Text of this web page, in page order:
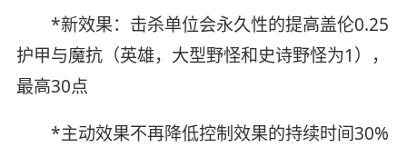
*新效果：击杀单位会永久性的提高盖伦0.25
护甲与魔抗（英雄，大型野怪和史诗野怪为1），
最高30点
*主动效果不再降低控制效果的持续时间30%